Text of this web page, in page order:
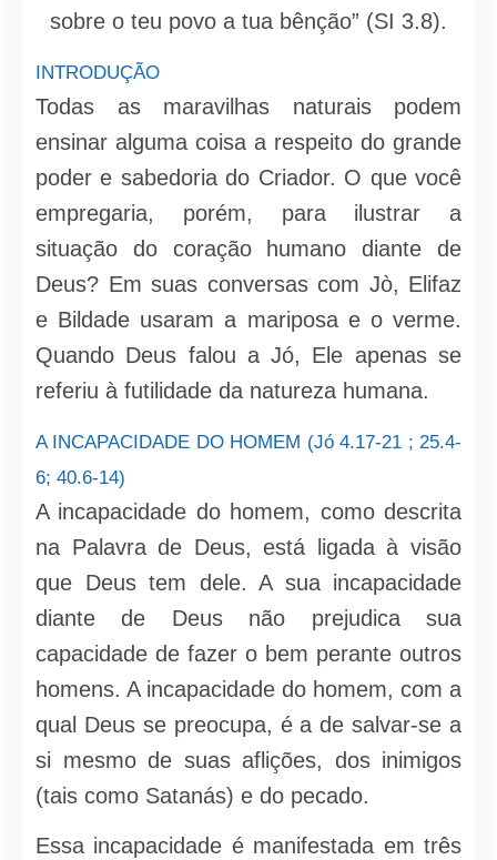
sobre o teu povo a tua bênção” (SI 3.8).
INTRODUÇÃO
Todas as maravilhas naturais podem
ensinar alguma coisa a respeito do grande
poder e sabedoria do Criador. O que você
empregaria, porém, para ilustrar a
situação do coração humano diante de
Deus? Em suas conversas com Jò, Elifaz
e Bildade usaram a mariposa e o verme.
Quando Deus falou a Jó, Ele apenas se
referiu à futilidade da natureza humana.
A INCAPACIDADE DO HOMEM (Jó 4.17-21 ; 25.4-
6; 40.6-14)
A incapacidade do homem, como descrita
na Palavra de Deus, está ligada à visão
que Deus tem dele. A sua incapacidade
diante de Deus não prejudica sua
capacidade de fazer o bem perante outros
homens. A incapacidade do homem, com a
qual Deus se preocupa, é a de salvar-se a
si mesmo de suas aflições, dos inimigos
(tais como Satanás) e do pecado.
Essa incapacidade é manifestada em três